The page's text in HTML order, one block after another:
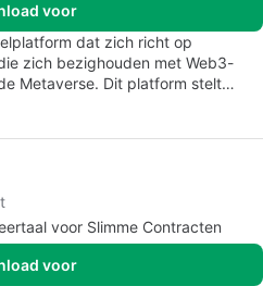
voor
dat zich richt op
zich bezighouden met Web3-
Metaverse. Dit platform stelt…
voor Slimme Contracten
voor